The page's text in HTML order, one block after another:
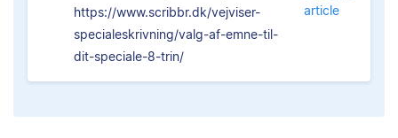
https://www.scribbr.dk/vejviser-
specialeskrivning/valg-af-emne-til-
dit-speciale-8-trin/
article